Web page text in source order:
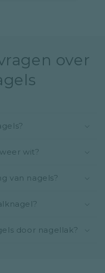
over
wit?
van nagels?
door nagellak?